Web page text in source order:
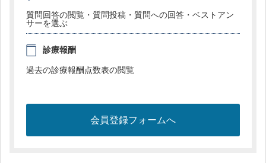
質問回答の閲覧・質問投稿・質問への回答・ベストアン
サーを選ぶ
診療報酬
過去の診療報酬点数表の閲覧
会員登録フォームへ